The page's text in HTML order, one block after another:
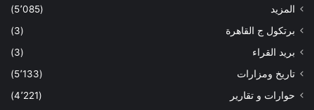
المزيد
(5٬085)
برتكول ج القاهرة
(3)
بريد القراء
(3)
تاريخ ومزارات
(5٬133)
حوارات و تقارير
(4٬221)